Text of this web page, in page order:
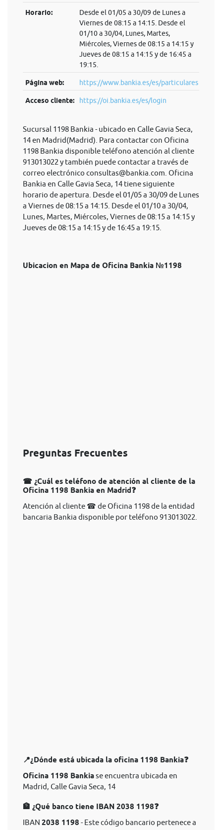
Horario:
Desde el 01/05 a 30/09 de Lunes a
Viernes de 08:15 a 14:15. Desde el
01/10 a 30/04, Lunes, Martes,
Miércoles, Viernes de 08:15 a 14:15 y
Jueves de 08:15 a 14:15 y de 16:45 a
19:15.
Página web: https://www.bankia.es/es/particulares
Acceso cliente: https://oi.bankia.es/es/login
Sucursal 1198 Bankia - ubicado en Calle Gavia Seca,
14 en Madrid(Madrid). Para contactar con Oficina
1198 Bankia disponible teléfono atención al cliente
913013022 y también puede contactar a través de
correo electrónico consultas@bankia.com . Oficina
Bankia en Calle Gavia Seca, 14 tiene siguiente
horario de apertura. Desde el 01/05 a 30/09 de Lunes
a Viernes de 08:15 a 14:15. Desde el 01/10 a 30/04,
Lunes, Martes, Miércoles, Viernes de 08:15 a 14:15 y
Jueves de 08:15 a 14:15 y de 16:45 a 19:15.
Ubicacion en Mapa de Oficina Bankia №1198
Preguntas Frecuentes
☎ ¿Cuál es teléfono de atención al cliente de la
Oficina 1198 Bankia en Madrid❓
Atención al cliente ☎ de Oficina 1198 de la entidad
bancaria Bankia disponible por teléfono 913013022.
📍¿Dónde está ubicada la oficina 1198 Bankia❓
Oficina 1198 Bankiase encuentra ubicada en
Madrid, Calle Gavia Seca, 14
🏦 ¿Qué banco tiene IBAN 2038 1198❓
IBAN 2038 1198 - Este código bancario pertenece a